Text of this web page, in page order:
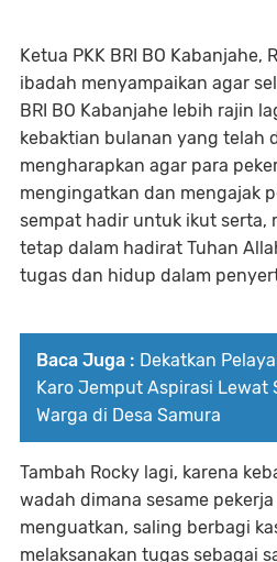
Ketua PKK BRI BO Kabanjahe,
ibadah menyampaikan agar
BRI BO Kabanjahe lebih rajin
kebaktian bulanan yang telah
mengharapkan agar para
mengingatkan dan mengajak
sempat hadir untuk ikut serta,
tetap dalam hadirat Tuhan
tugas dan hidup dalam
Baca Juga : Dekatkan
Karo Jemput Aspirasi Lewat
Warga di Desa Samura
Tambah Rocky lagi, karena
wadah dimana sesame
menguatkan, saling berbagi
melaksanakan tugas sebagai